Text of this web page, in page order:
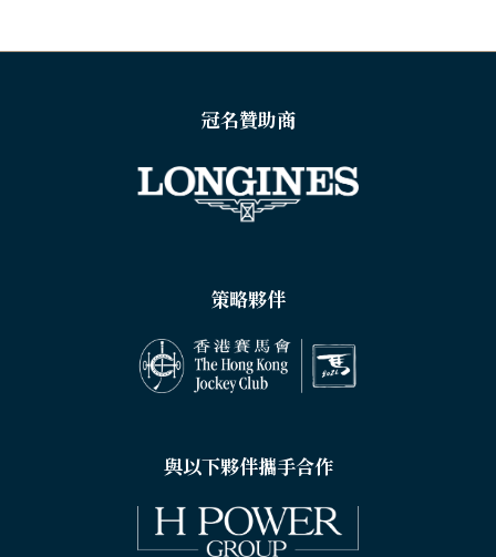
冠名贊助商
策略夥伴
與以下夥伴攜手合作